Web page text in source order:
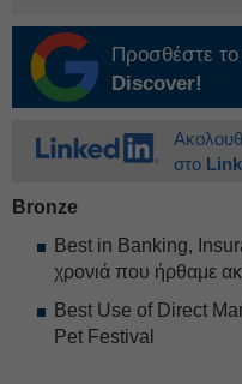
Προσθέστε το
Discover!
στο
Bronze
Best in Banking,
χρονιά που ήρθαμε
Best Use of Direct
Pet Festival